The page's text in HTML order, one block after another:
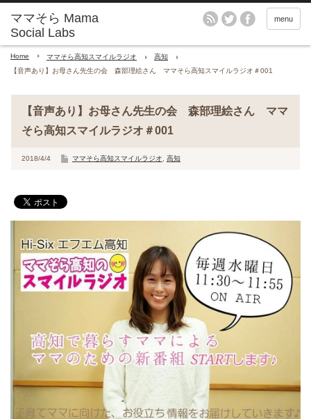
menu
Home ママそら高知スマイルラジオ
高知
【音声あり】お母さん先生の会 森部理絵さん ママそら高知スマイルラジオ＃001
【音声あり】お母さん先生の会 森部理絵さん ママ
そら高知スマイルラジオ＃001
2018/4/4 ママそら高知スマイルラジオ 高知